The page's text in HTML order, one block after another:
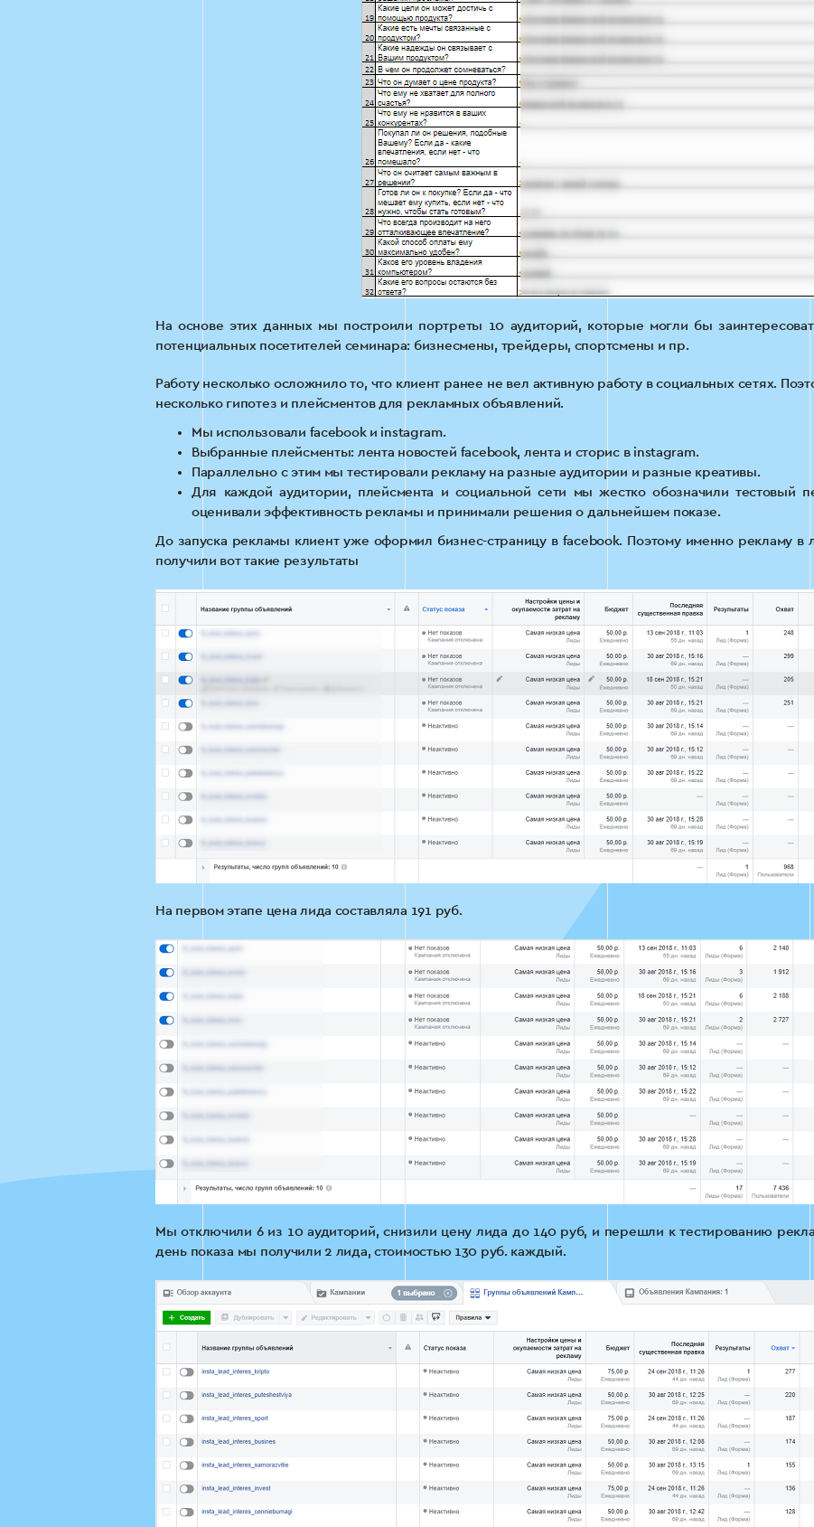
На основе этих данных мы построили портреты 10 аудиторий, которые могли бы
потенциальных посетителей семинара: бизнесмены, трейдеры, спортсмены и пр.
Работу несколько осложнило то, что клиент ранее не вел активную работу в социальных сетях.
несколько гипотез и плейсментов для рекламных объявлений.
Мы использовали facebook и instagram.
Выбранные плейсменты: лента новостей facebook, лента и сторис в instagram.
Параллельно с этим мы тестировали рекламу на разные аудитории и разные креативы.
Для каждой аудитории, плейсмента и социальной сети мы жестко обозначили тестовый
оценивали эффективность рекламы и принимали решения о дальнейшем показе.
До запуска рекламы клиент уже оформил бизнес-страницу в facebook. Поэтому именно рекламу в
получили вот такие результаты
На первом этапе цена лида составляла 191 руб.
Мы отключили 6 из 10 аудиторий, снизили цену лида до 140 руб, и перешли к тестированию
день показа мы получили 2 лида, стоимостью 130 руб. каждый.